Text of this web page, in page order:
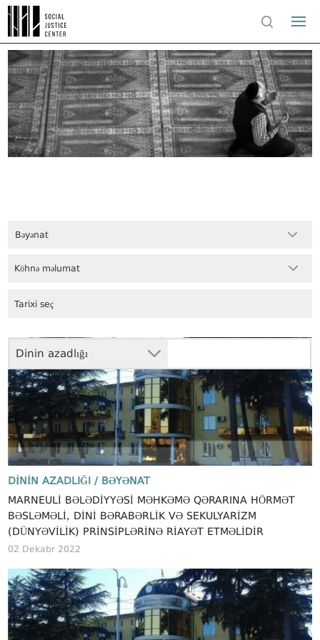
Bəyənat
Dinin azadlığı
Köhnə məlumat
DININ AZADLIĞI / BƏYƏNAT
MARNEULI BƏLƏDIYYƏSI MƏHKƏMƏ QƏRARINA HÖRMƏT
BƏSLƏMƏLI, DINI BƏRABƏRLIK VƏ SEKULYARIZM
(DÜNYƏVILIK) PRINSIPLƏRINƏ RIAYƏT ETMƏLIDIR
02 Dekabr 2022